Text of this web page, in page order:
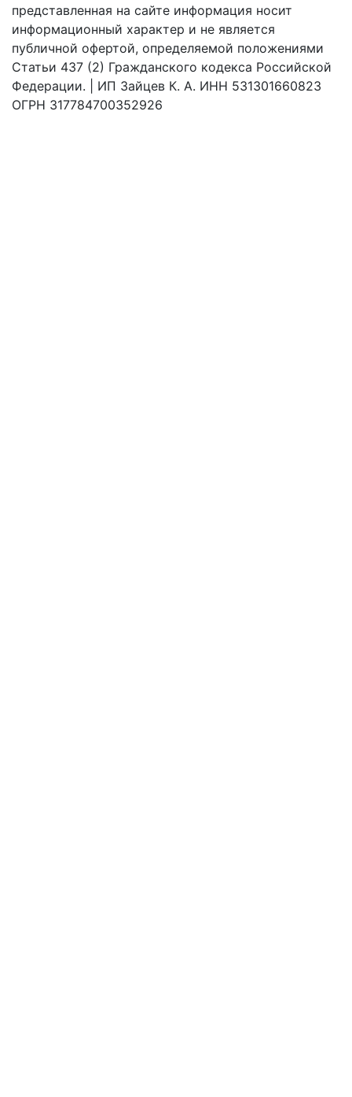
представленная на сайте информация носит
информационный характер и не является
публичной офертой, определяемой положениями
Статьи 437 (2) Гражданского кодекса Российской
Федерации. | ИП Зайцев К. А. ИНН 531301660823
ОГРН 317784700352926